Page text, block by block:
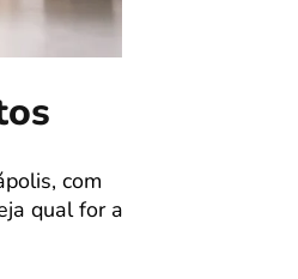
com
qual for a